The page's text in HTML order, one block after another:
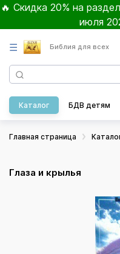
🔥 Скидка 20% на
июля
☰ Библия для всех
Каталог БДВ детям
Главная страница
Глаза и крылья